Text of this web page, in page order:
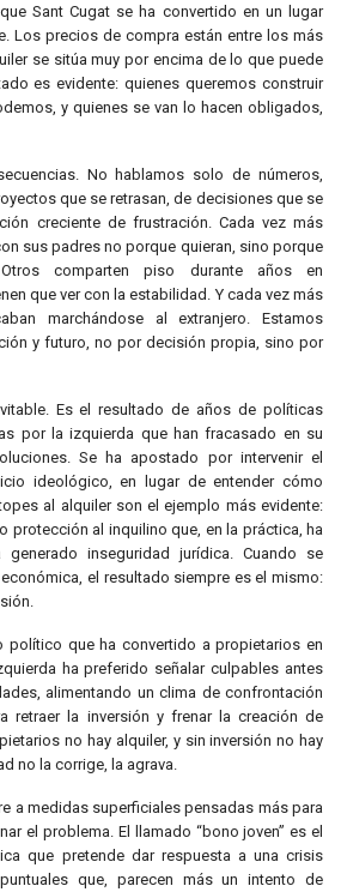
Sant Cugat se ha convertido en un lugar
Los precios de compra están entre los más
se sitúa muy por encima de lo que puede
es evidente: quienes queremos construir
y quienes se van lo hacen obligados,
No hablamos solo de números,
que se retrasan, de decisiones que se
creciente de frustración. Cada vez más
sus padres no porque quieran, sino porque
comparten piso durante años en
que ver con la estabilidad. Y cada vez más
marchándose al extranjero. Estamos
y futuro, no por decisión propia, sino por
Es el resultado de años de políticas
por la izquierda que han fracasado en su
Se ha apostado por intervenir el
ideológico, en lugar de entender cómo
al alquiler son el ejemplo más evidente:
protección al inquilino que, en la práctica, ha
inseguridad jurídica. Cuando se
el resultado siempre es el mismo:
político que ha convertido a propietarios en
ha preferido señalar culpables antes
alimentando un clima de confrontación
retraer la inversión y frenar la creación de
no hay alquiler, y sin inversión no hay
no la corrige, la agrava.
a medidas superficiales pensadas más para
el problema. El llamado “bono joven” es el
que pretende dar respuesta a una crisis
que, parecen más un intento de